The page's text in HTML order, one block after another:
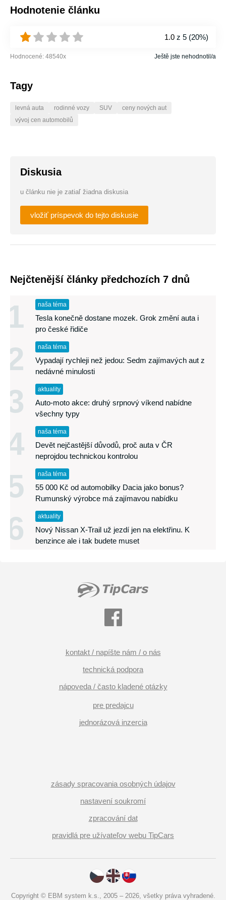
Hodnotenie článku
1.0 z 5 (20%)
Hodnocené: 48540x Ještě jste nehodnotil/a
Tagy
levná auta rodinné vozy SUV
ceny nových aut
vývoj cen automobilů
Diskusia
u článku nie je zatiaľ žiadna diskusia
vložiť príspevok do tejto diskusie
Nejčtenější články předchozích 7 dnů
1 naša téma
Tesla konečně dostane mozek. Grok změní auta i
pro české řidiče
2 naša téma
Vypadají rychleji než jedou: Sedm zajímavých aut z
nedávné minulosti
3 aktuality
Auto-moto akce: druhý srpnový víkend nabídne
všechny typy
4 naša téma
Devět nejčastější důvodů, proč auta v ČR
neprojdou technickou kontrolou
5 naša téma
55 000 Kč od automobilky Dacia jako bonus?
Rumunský výrobce má zajímavou nabídku
6 aktuality
Nový Nissan X-Trail už jezdí jen na elektřinu. K
benzince ale i tak budete muset
kontakt / napíšte nám / o nás
technická podpora
nápoveda / často kladené otázky
pre predajcu
jednorázová inzercia
zásady spracovania osobných údajov
nastavení soukromí
zpracování dat
pravidlá pre užívateľov webu TipCars
Copyright © EBM system k.s., 2005 – 2026, všetky práva vyhradené.